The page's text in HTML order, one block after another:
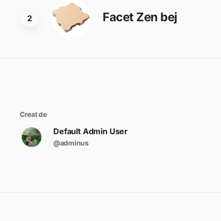
2 Facet Zen bej
Creat de
Default Admin User
@adminus